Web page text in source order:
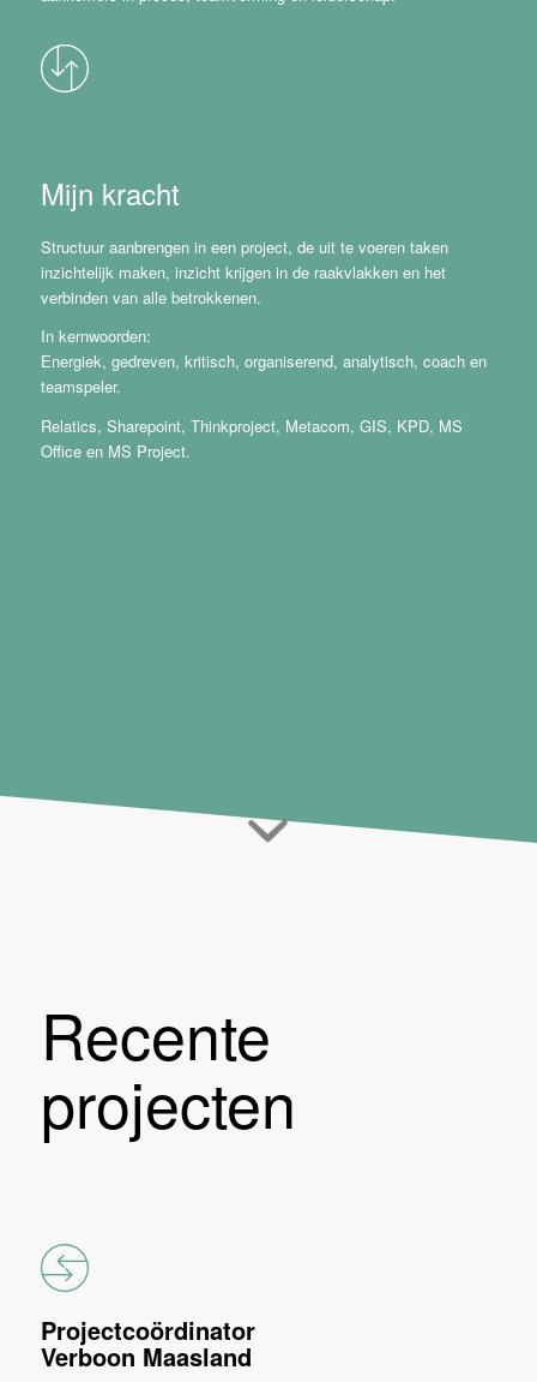
Mijn kracht
Structuur aanbrengen in een project, de uit te voeren taken
inzichtelijk maken, inzicht krijgen in de raakvlakken en het
verbinden van alle betrokkenen.
In kernwoorden:
Energiek, gedreven, kritisch, organiserend, analytisch, coach en
teamspeler.
Relatics, Sharepoint, Thinkproject, Metacom, GIS, KPD, MS
Office en MS Project.
Recente
projecten
Projectcoördinator
Verboon Maasland